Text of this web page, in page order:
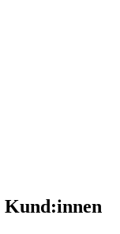
Kund:innen